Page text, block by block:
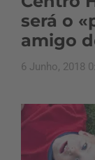
será o
amigo
6 Junho, 2018